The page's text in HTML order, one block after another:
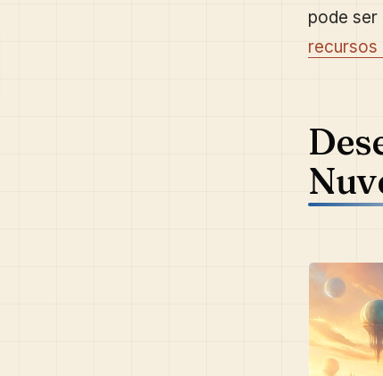
pode ser
recursos